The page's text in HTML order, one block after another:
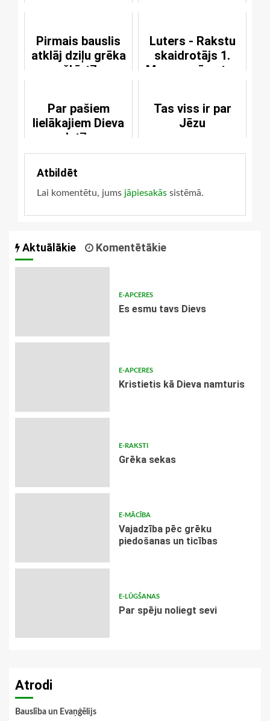
Pirmais bauslis
atklāj dziļu grēka
nešķīstību
Luters - Rakstu
skaidrotājs 1.
Mozus grāmatas
Par pašiem
lielākajiem Dieva
valstības
noslēpumiem
Tas viss ir par
Jēzu
Atbildēt
Lai komentētu, jums jāpiesakās sistēmā.
Aktuālākie Komentētākie
E-APCERES
Es esmu tavs Dievs
E-APCERES
Kristietis kā Dieva namturis
E-RAKSTI
Grēka sekas
E-MĀCĪBA
Vajadzība pēc grēku
piedošanas un ticības
E-LŪGŠANAS
Par spēju noliegt sevi
Atrodi
Bauslība un Evaņģēlijs